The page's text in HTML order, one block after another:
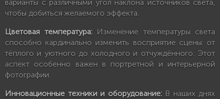
варианты с различными угол наклона источников света,
чтобы добиться желаемого эффекта.
Цветовая температура:Изменение температуры света
способно кардинально изменить восприятие сцены: от
тёплого и уютного до холодного и отчуждённого. Этот
аспект особенно важен в портретной и интерьерной
фотографии.
Инновационные техники и оборудование:В наших днях